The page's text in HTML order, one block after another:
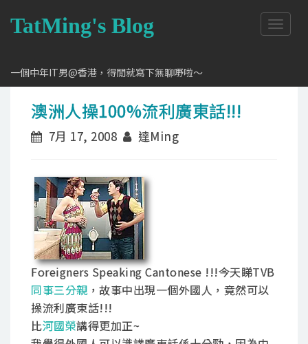
TatMing's Blog
一個中年IT男@香港，得閒就寫下無聊嘢啦～
T
o
澳洲人操100%流利廣東話!!!
7月 17, 2008 達Ming
Foreigners Speaking Cantonese !!!今天睇TVB
同事三分親 ，故事中出現一個外國人，竟然可以
操流利廣東話!!!
比河國榮講得更加正~